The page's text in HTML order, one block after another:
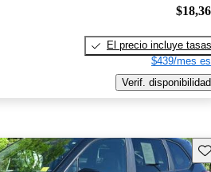
El precio incluye tasas
$439/mes
Verif. disponibilidad